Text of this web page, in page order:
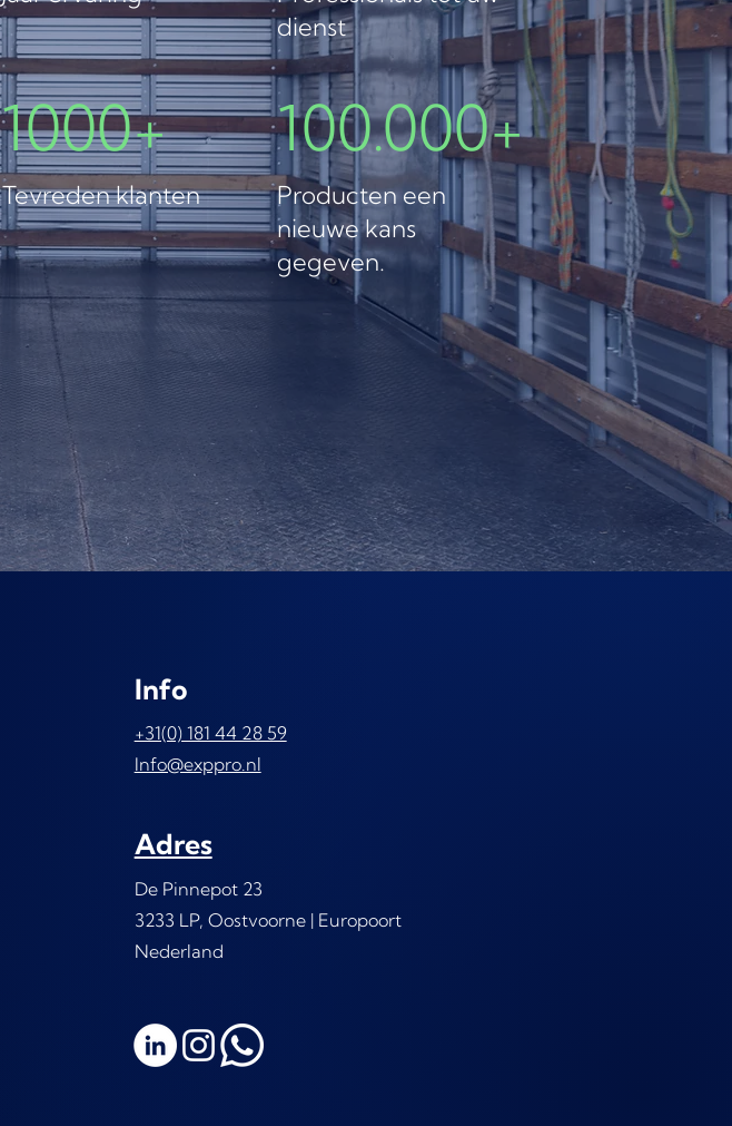
dienst
1000+
Tevreden klanten
100.000+
Producten een
nieuwe kans
gegeven.
Info
+31(0) 181 44 28 59
Info@exppro.nl
Adres
De Pinnepot 23
3233 LP, Oostvoorne | Europoort
Nederland